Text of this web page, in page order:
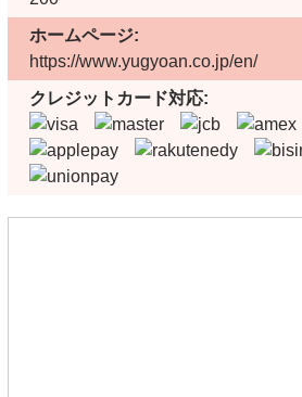
ホームページ:
https://www.yugyoan.co.jp/en/
クレジットカード対応: